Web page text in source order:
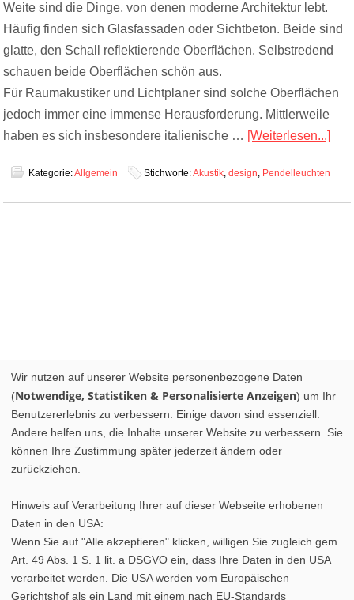
Weite sind die Dinge, von denen moderne Architektur lebt.
Häufig finden sich Glasfassaden oder Sichtbeton. Beide sind
glatte, den Schall reflektierende Oberflächen. Selbstredend
schauen beide Oberflächen schön aus.
Für Raumakustiker und Lichtplaner sind solche Oberflächen
jedoch immer eine immense Herausforderung. Mittlerweile
haben es sich insbesondere italienische … [Weiterlesen...]
Kategorie:Allgemein Stichworte:Akustik,design, Pendelleuchten
Wir nutzen auf unserer Website personenbezogene Daten
(Notwendige, Statistiken & Personalisierte Anzeigen) um Ihr
Benutzererlebnis zu verbessern. Einige davon sind essenziell.
Andere helfen uns, die Inhalte unserer Website zu verbessern. Sie
können Ihre Zustimmung später jederzeit ändern oder
zurückziehen.
Hinweis auf Verarbeitung Ihrer auf dieser Webseite erhobenen
Daten in den USA:
Wenn Sie auf "Alle akzeptieren" klicken, willigen Sie zugleich gem.
Art. 49 Abs. 1 S. 1 lit. a DSGVO ein, dass Ihre Daten in den USA
verarbeitet werden. Die USA werden vom Europäischen
Gerichtshof als ein Land mit einem nach EU-Standards